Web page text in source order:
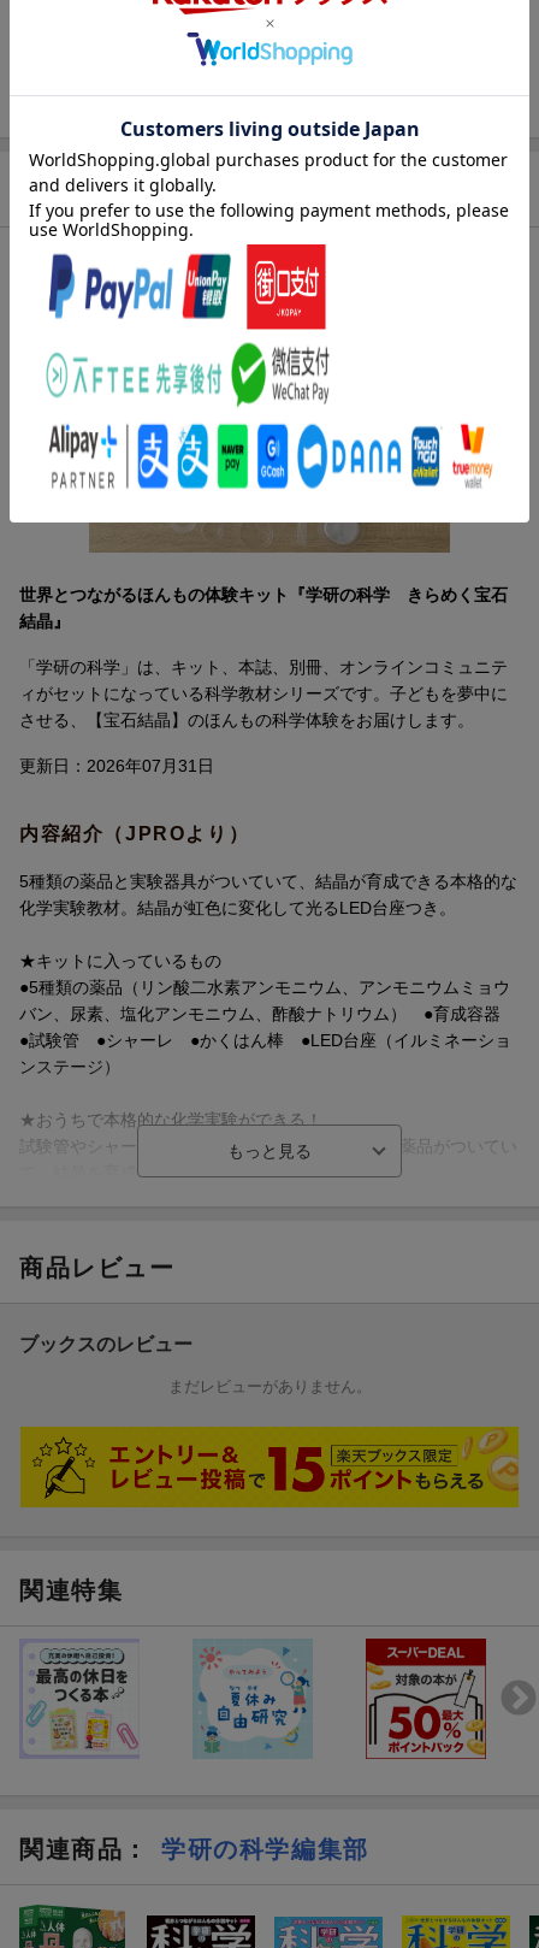
小学中学年
商品説明
内容紹介（出版社より）
世界とつながるほんもの体験キット『学研の科学 きらめく宝石
結晶』
「学研の科学」は、キット、本誌、別冊、オンラインコミュニテ
ィがセットになっている科学教材シリーズです。子どもを夢中に
させる、【宝石結晶】のほんもの科学体験をお届けします。
更新日：2026年07月31日
内容紹介（JPROより）
5種類の薬品と実験器具がついていて、結晶が育成できる本格的な
化学実験教材。結晶が虹色に変化して光るLED台座つき。
★キットに入っているもの
●5種類の薬品（リン酸二水素アンモニウム、アンモニウムミョウ
バン、尿素、塩化アンモニウム、酢酸ナトリウム） ●育成容器
●試験管 ●シャーレ ●かくはん棒 ●LED台座（イルミネーショ
ンステージ）
★おうちで本格的な化学実験ができる！
試験管やシャーレなどの実験器具や5種類の貴重な薬品がついてい
て、結晶を育成する実験ができます。
薬品が5種類もついていて、それぞれちがう形の結晶が育てられま
す。育つ期間はいろいろ。すぐできる結晶や、2〜3日で育つ結
て結晶を育成できるものもあります。
●クリスタル結晶（リン酸二水素アンモニウム） ●ジュエル結晶
（アンモニウムミョウバン） ●フラワー結晶（尿素） ●スノー
※薬品は、第三者機関によるEN71 Part4化学実験の規格適合によ
り確認しています。
に役立つアイデアを紹介しています。
★LED台座で結晶が光る！
結晶を美しくライトアップするイルミネーションステージ（LED
台座）がついています。成長する過程や完成した結晶を置いて、
じっくり観察できます。育てた結晶が虹色に変化してキレイ！
った魔法工作、おいしい結晶レシピ、自然や生き物が作る結晶、
半導体などのページがあり、さまざまな結晶の不思議を紹介して
み通すことができます。
商品レビュー
ブックスのレビュー
まだレビューがありません。
関連特集
関連商品 ： 学研の科学編集部